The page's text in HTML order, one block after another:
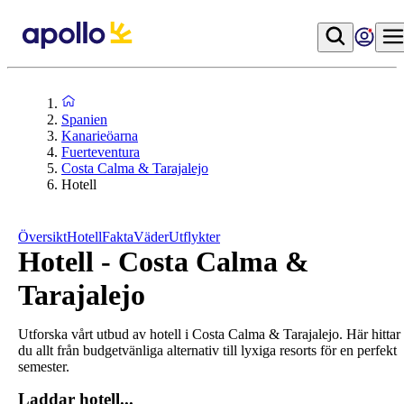
Spanien
Kanarieöarna
Fuerteventura
Costa Calma & Tarajalejo
Hotell
ÖversiktHotellFaktaVäderUtflykter
Hotell - Costa Calma &
Tarajalejo
Utforska vårt utbud av hotell i Costa Calma & Tarajalejo. Här hittar
du allt från budgetvänliga alternativ till lyxiga resorts för en perfekt
semester.
Laddar hotell...